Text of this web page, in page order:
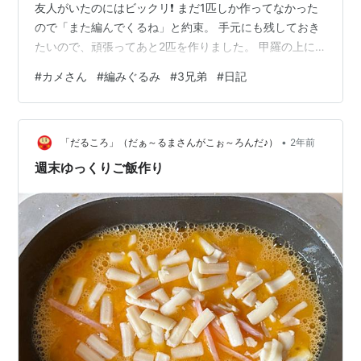
友人がいたのにはビックリ❗️ まだ1匹しか作ってなかった
ので「また編んでくるね」と約束。 手元にも残しておき
たいので、頑張ってあと2匹を作りました。 甲羅の上に
ます。 どんなポーズを取っても可愛らしいこと❤️ 最初に
生まれた長男は「カメ吉くん」 パステルカラーの優しい
カメさんです。 次に生まれたのは緑色の「カメ造くん」
結構カラフルな色彩の、ヤンチャなカメさん。 そして生
まれたてホヤホヤのこの子は「カメ三郎くん」…
#カメさん #編みぐるみ #3兄弟 #日記
「だるころ」（だぁ～るまさんがこぉ～ろんだ♪） • 2年前
週末ゆっくりご飯作り